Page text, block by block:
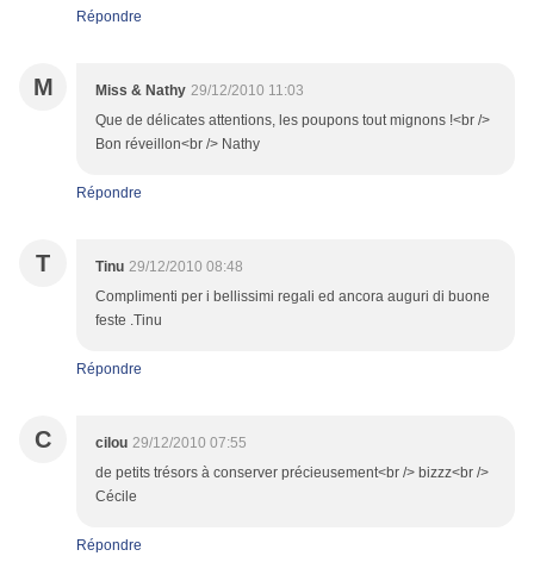
Répondre
M Miss & Nathy 29/12/2010 11:03
Que de délicates attentions, les poupons tout mignons !<br />
Bon réveillon<br /> Nathy
Répondre
T Tinu 29/12/2010 08:48
Complimenti per i bellissimi regali ed ancora auguri di buone
feste .Tinu
Répondre
C cilou 29/12/2010 07:55
de petits trésors à conserver précieusement<br /> bizzz<br />
Cécile
Répondre